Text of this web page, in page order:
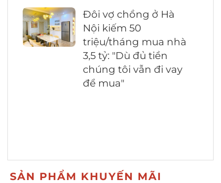
Đôi vợ chồng ở Hà
Nội kiếm 50
triệu/tháng mua nhà
3,5 tỷ: "Dù đủ tiền
chúng tôi vẫn đi vay
để mua"
SẢN PHẨM KHUYẾN MÃI